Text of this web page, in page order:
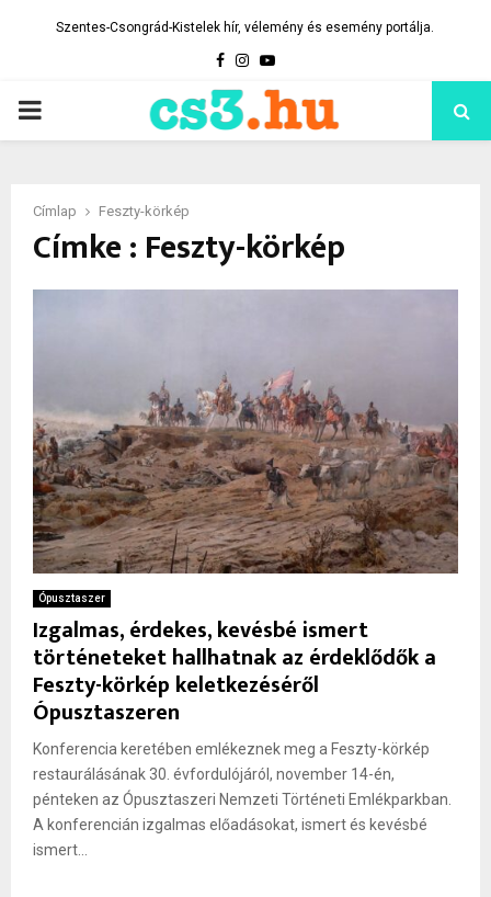
Szentes-Csongrád-Kistelek hír, vélemény és esemény portálja.
Facebook
Instagram
Youtube
PRIMARY
Címlap Feszty-körkép
Címke : Feszty-körkép
Ópusztaszer
Izgalmas, érdekes, kevésbé ismert
történeteket hallhatnak az érdeklődők a
Feszty-körkép keletkezéséről
Ópusztaszeren
Konferencia keretében emlékeznek meg a Feszty-körkép
restaurálásának 30. évfordulójáról, november 14-én,
pénteken az Ópusztaszeri Nemzeti Történeti Emlékparkban.
A konferencián izgalmas előadásokat, ismert és kevésbé
ismert...